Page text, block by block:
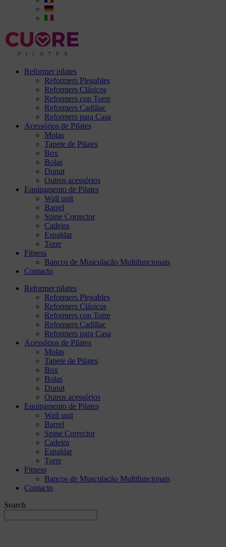
Reformer pilates
Reformers Plegables
Reformers Clásicos
Reformers con Torre
Reformers Cadillac
Reformers para Casa
Acessórios de Pilates
Molas
Tapete de Pilates
Box
Bolas
Donut
Outros acessórios
Equipamento de Pilates
Wall unit
Barrel
Spine Corrector
Cadeira
Espaldar
Torre
Fitness
Bancos de Musculação Multifuncionais
Contacto
Reformer pilates
Reformers Plegables
Reformers Clásicos
Reformers con Torre
Reformers Cadillac
Reformers para Casa
Acessórios de Pilates
Molas
Tapete de Pilates
Box
Bolas
Donut
Outros acessórios
Equipamento de Pilates
Wall unit
Barrel
Spine Corrector
Cadeira
Espaldar
Torre
Fitness
Bancos de Musculação Multifuncionais
Contacto
Search